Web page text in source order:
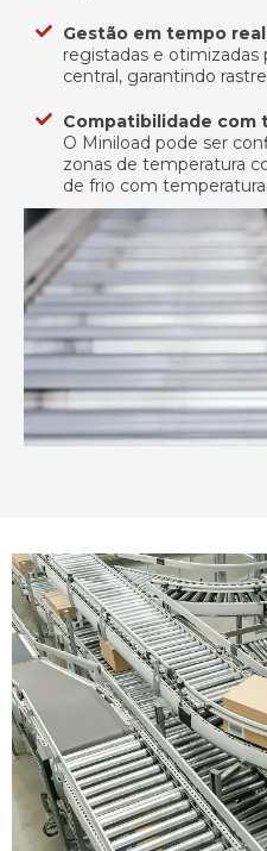
Gestão em tempo real
registadas e
central, garantindo
Compatibilidade com
O Miniload pode ser
zonas de temperatura
de frio com